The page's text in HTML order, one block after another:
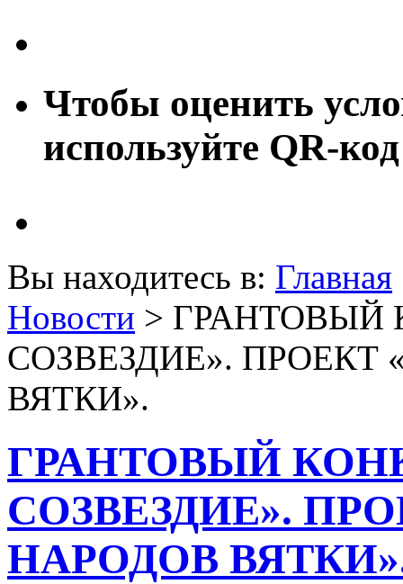
Чтобы оценить
используйте QR-код
Вы находитесь в: Главная
Новости > ГРАНТОВЫЙ
СОЗВЕЗДИЕ».
ВЯТКИ».
ГРАНТОВЫЙ
СОЗВЕЗДИЕ».
НАРОДОВ